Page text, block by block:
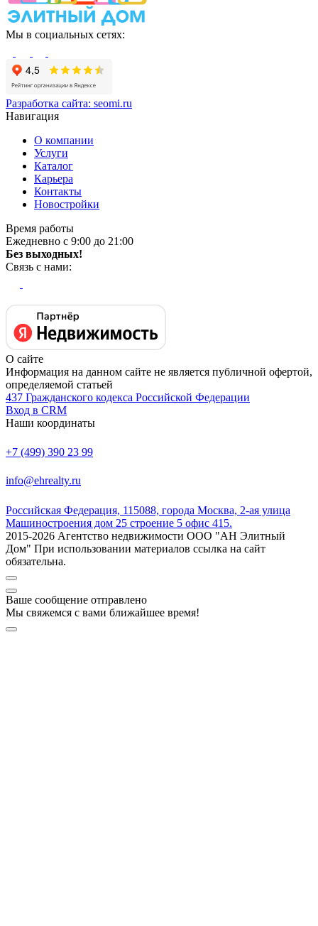
Мы в социальных сетях:
Разработка сайта: seomi.ru
Навигация
О компании
Услуги
Каталог
Карьера
Контакты
Новостройки
Время работы
Ежедневно с 9:00 до 21:00
Без выходных!
Связь с нами:
О сайте
Информация на данном сайте не является публичной офертой,
определяемой статьей
437 Гражданского кодекса Российской Федерации
Вход в CRM
Наши координаты
+7 (499) 390 23 99
info@ehrealty.ru
Российская Федерация, 115088, города Москва, 2-ая улица
Машиностроения дом 25 строение 5 офис 415.
2015-2026 Агентство недвижимости ООО "АН Элитный
Дом" При использовании материалов ссылка на сайт
обязательна.
Ваше сообщение отправлено
Мы свяжемся с вами ближайшее время!